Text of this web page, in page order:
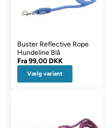
Buster Reflective Rope
Hundeline Blå
Fra99,00 DKK
Vælg variant